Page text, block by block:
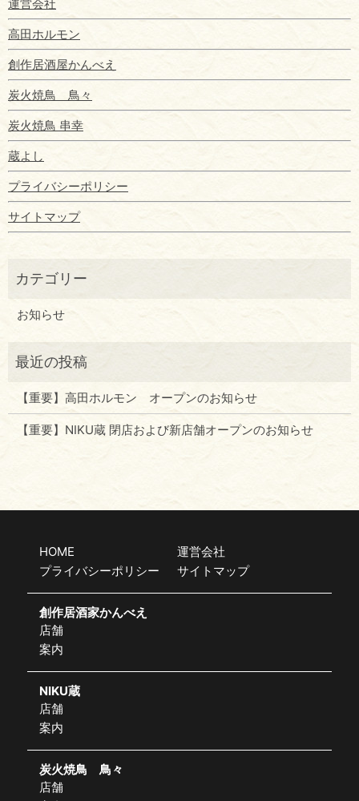
運営会社
高田ホルモン
創作居酒屋かんべえ
炭火焼鳥 鳥々
炭火焼鳥 串幸
蔵よし
プライバシーポリシー
サイトマップ
お知らせ
【重要】高田ホルモン オープンのお知らせ
【重要】NIKU蔵 閉店および新店舗オープンのお知らせ
HOME
運営会社
プライバシーポリシー
サイトマップ
創作居酒家かんべえ
店舗
案内
NIKU蔵
店舗
案内
炭火焼鳥 鳥々
店舗